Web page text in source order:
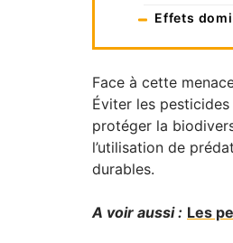
Effets
Face à cette
Éviter les
protéger la
l’utilisation de
durables.
A voir aussi : Les